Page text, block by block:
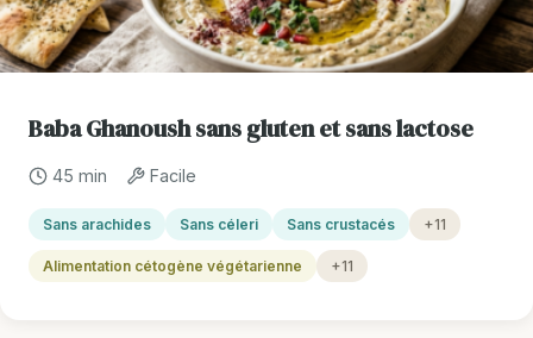
Baba Ghanoush sans gluten et sans lactose
45 min Facile
Sans arachides Sans céleri Sans crustacés +11
Alimentation cétogène végétarienne +11